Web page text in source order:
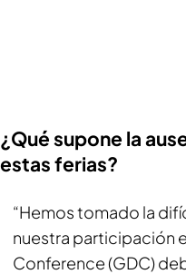
¿Qué supone la
estas ferias?
“Hemos tomado la
nuestra participación
Conference (GDC)